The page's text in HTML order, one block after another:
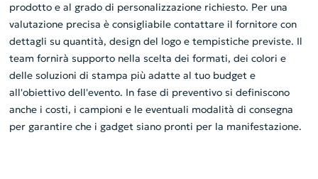
prodotto e al grado di personalizzazione richiesto. Per una
valutazione precisa è consigliabile contattare il fornitore con
dettagli su quantità, design del logo e tempistiche previste. Il
team fornirà supporto nella scelta dei formati, dei colori e
delle soluzioni di stampa più adatte al tuo budget e
all'obiettivo dell'evento. In fase di preventivo si definiscono
anche i costi, i campioni e le eventuali modalità di consegna
per garantire che i gadget siano pronti per la manifestazione.